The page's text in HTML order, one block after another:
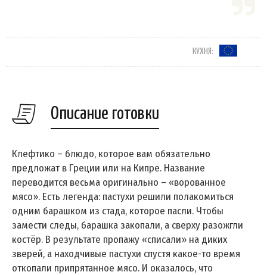
КУХНЯ:
Описание готовки
Клефтико – блюдо, которое вам обязательно
предложат в Греции или на Кипре. Название
переводится весьма оригинально – «ворованное
мясо». Есть легенда: пастухи решили полакомиться
одним барашком из стада, которое пасли. Чтобы
замести следы, барашка закопали, а сверху разожгли
костёр. В результате пропажу «списали» на диких
зверей, а находчивые пастухи спустя какое-то время
откопали припрятанное мясо. И оказалось, что